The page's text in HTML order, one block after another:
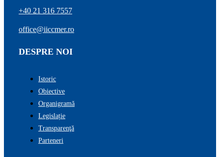
+40 21 316 7557
office@iiccmer.ro
DESPRE NOI
Istoric
Obiective
Organigramă
Legislație
Transparenţă
Parteneri